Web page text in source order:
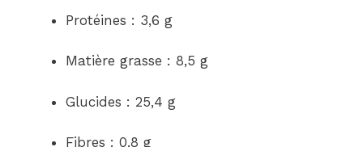
Protéines : 3,6 g
Matière grasse : 8,5 g
Glucides : 25,4 g
Fibres : 0,8 g